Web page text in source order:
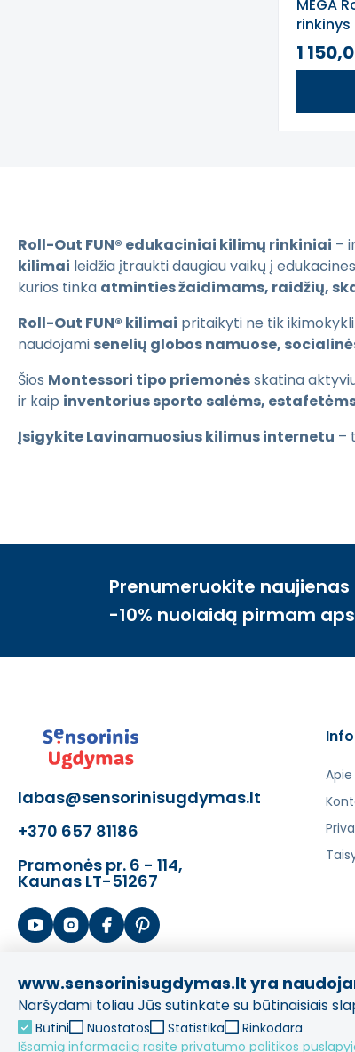
MEGA
1
Roll-Out FUN® edukaciniai kilimų rinkiniai –
kilimai leidžia įtraukti daugiau vaikų į
kurios tinka atminties žaidimams, raidžių,
Roll-Out FUN® kilimai pritaikyti ne tik
naudojami senelių globos namuose,
Šios Montessori tipo priemonėsskatina
ir kaip inventorius sporto salėms,
Įsigykite Lavinamuosius kilimus internetu –
Prenumeruokite
-10% nuolaidą pirmam
labas@sensorinisugdymas.lt
+370 657 81186
Pramonės pr. 6 - 114,
Kaunas LT-51267
www.sensorinisugdymas.lt yra
Naršydami toliau Jūs sutinkate su būtinaisiais
Būtini Nuostatos Statistika
Rinkodara
Išsamią informaciją rasite privatumo politikos